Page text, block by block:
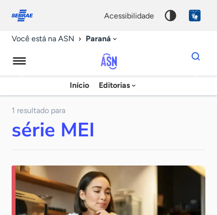
conosco
acessibilidade
Você está na ASN Paraná
Agência
Sebrae
Início Editorias
Dados
para
chave
1 resultado para
série MEI